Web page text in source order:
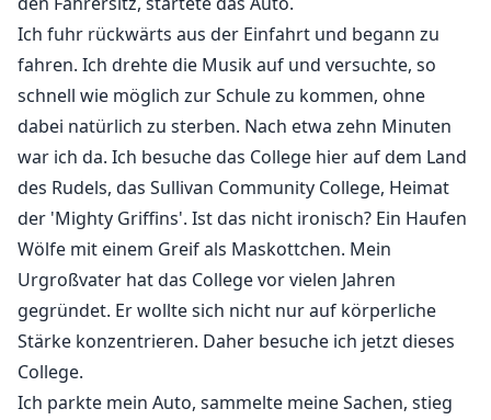
Ich fuhr rückwärts aus der Einfahrt und begann zu
fahren. Ich drehte die Musik auf und versuchte, so
schnell wie möglich zur Schule zu kommen, ohne
dabei natürlich zu sterben. Nach etwa zehn Minuten
war ich da. Ich besuche das College hier auf dem Land
des Rudels, das Sullivan Community College, Heimat
der 'Mighty Griffins'. Ist das nicht ironisch? Ein Haufen
Wölfe mit einem Greif als Maskottchen. Mein
Urgroßvater hat das College vor vielen Jahren
gegründet. Er wollte sich nicht nur auf körperliche
Stärke konzentrieren. Daher besuche ich jetzt dieses
College.
Ich parkte mein Auto, sammelte meine Sachen, stieg